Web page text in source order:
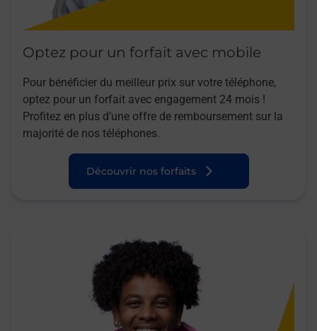
Optez pour un forfait avec mobile
Pour bénéficier du meilleur prix sur votre téléphone,
optez pour un forfait avec engagement 24 mois !
Profitez en plus d’une offre de remboursement sur la
majorité de nos téléphones.
Découvrir nos forfaits